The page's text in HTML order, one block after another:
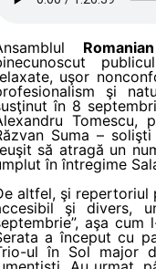
uşor
şi
în 8
Tomescu,
Suma –
să atragă un
în întregime
altfel, şi repertoriul
şi divers,
aşa cum
a început cu
ul în Sol major